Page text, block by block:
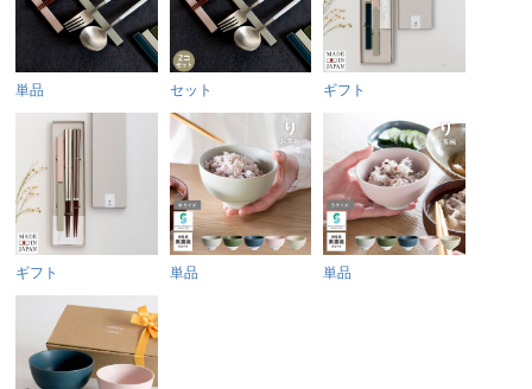
単品 セット ギフト
ギフト 単品 単品